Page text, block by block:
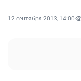
12 сентября 2013, 14:00